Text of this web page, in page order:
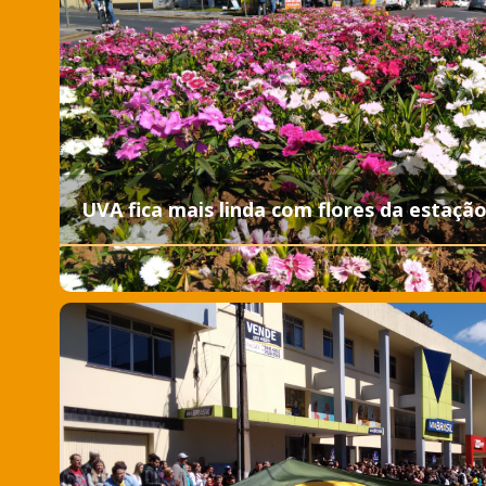
UVA fica mais linda com flores da estação